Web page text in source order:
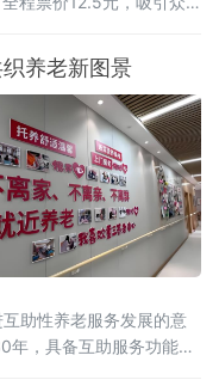
昌站一站台整装待发，
。随着武汉进入夏季
养老新图景
助性养老服务发展的意
年，具备互助服务功能的